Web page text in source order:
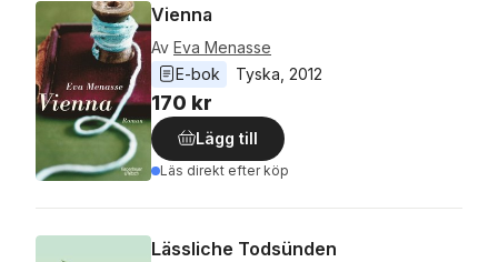
Vienna
Av Eva Menasse
E-bok
Tyska 2012
170 kr
Lägg till
Läs direkt efter köp
Lässliche Todsünden